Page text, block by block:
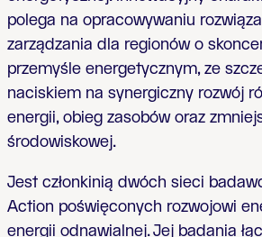
polega na opracowywaniu
zarządzania dla regionów o
przemyśle energetycznym, ze
naciskiem na synergiczny rozwój
energii, obieg zasobów oraz
środowiskowej.
Jest członkinią dwóch sieci
Action poświęconych rozwojowi
energii odnawialnej. Jej badania